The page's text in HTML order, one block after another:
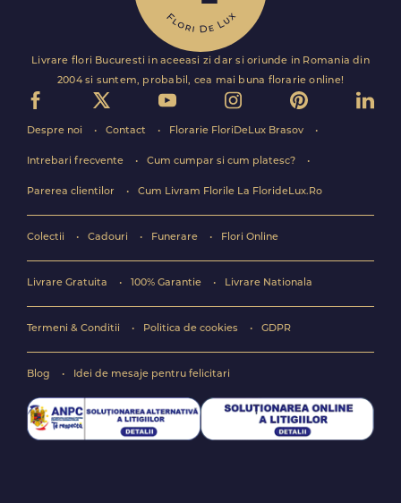
Livrare flori Bucuresti in aceeasi zi dar si oriunde in Romania din
2004 si suntem, probabil, cea mai buna florarie online!
Despre noi Contact Florarie FloriDeLux Brasov
Intrebari frecvente Cum cumpar si cum platesc?
Parerea clientilor Cum Livram Florile La FlorideLux.Ro
Colectii Cadouri Funerare Flori Online
Livrare Gratuita 100% Garantie Livrare Nationala
Termeni & Conditii Politica de cookies GDPR
Blog Idei de mesaje pentru felicitari